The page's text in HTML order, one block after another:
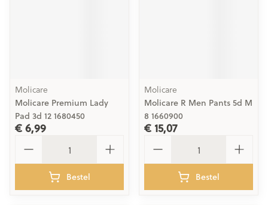
Molicare
Molicare Premium Lady
Pad 3d 12 1680450
€ 6,99
Bestel
Molicare
Molicare R Men Pants 5d M
8 1660900
€ 15,07
Bestel